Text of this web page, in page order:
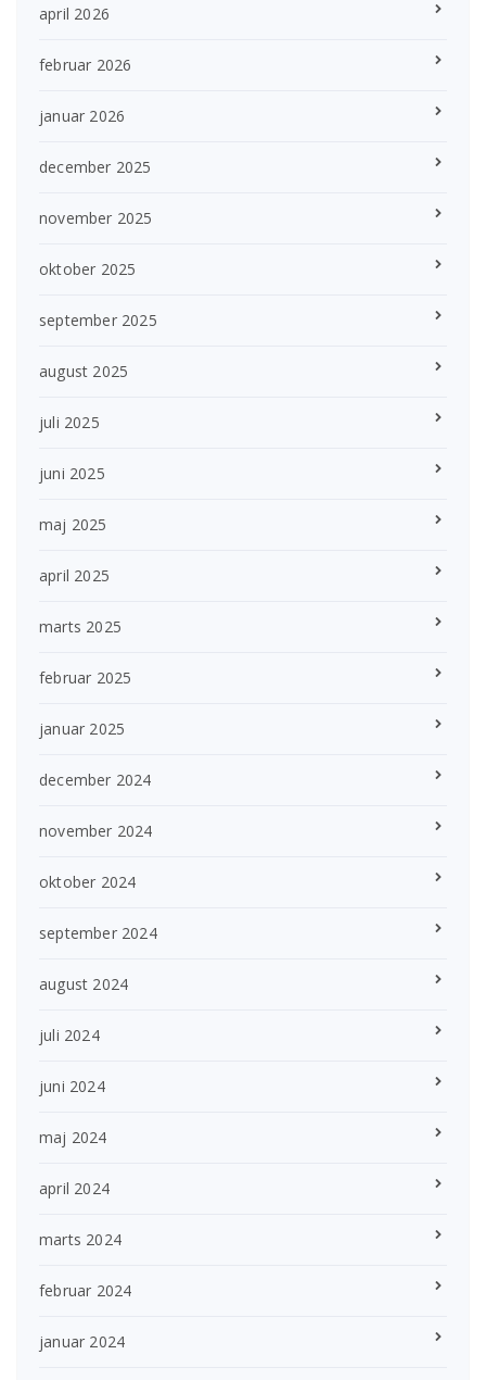
april 2026
februar 2026
januar 2026
december 2025
november 2025
oktober 2025
september 2025
august 2025
juli 2025
juni 2025
maj 2025
april 2025
marts 2025
februar 2025
januar 2025
december 2024
november 2024
oktober 2024
september 2024
august 2024
juli 2024
juni 2024
maj 2024
april 2024
marts 2024
februar 2024
januar 2024